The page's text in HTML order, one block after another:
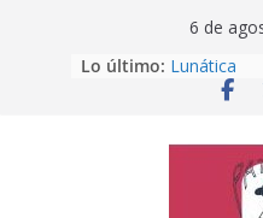
6 de
Lo último: Lunática
Pero,
‘La broma
lecturas
Otra del